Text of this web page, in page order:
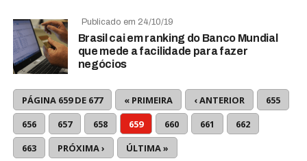
Publicado em 24/10/19
Brasil cai em ranking do Banco Mundial
que mede a facilidade para fazer
negócios
PÁGINA 659 DE 677 « PRIMEIRA ‹ ANTERIOR
655
656
657 658 659 660 661
662
663
PRÓXIMA › ÚLTIMA »